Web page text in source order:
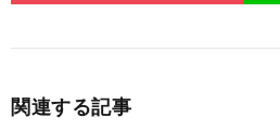
関連する記事